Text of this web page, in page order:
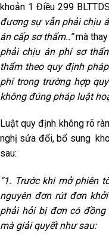
khoản 1 Điều 299
đương sự vẫn phải chịu
án cấp sơ thẩm..”mà
phải chịu án phí sơ
thẩm theo quy định
phí trong trường hợp
không đúng pháp luật
Luật quy định không rõ
nghị sửa đổi, bổ sung
sau:
“1. Trước khi mở phiên
nguyên đơn rút đơn
phải hỏi bị đơn có
mà giải quyết như sau: